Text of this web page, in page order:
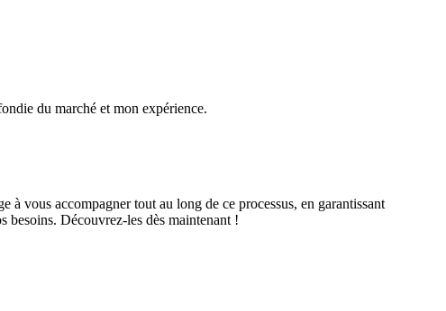
du marché et mon expérience.
vous accompagner tout au long de ce processus, en garantissant
besoins. Découvrez-les dès maintenant !